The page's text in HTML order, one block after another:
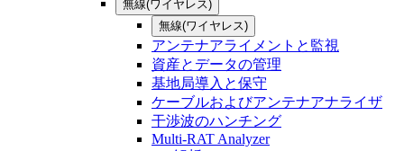
無線(ワイヤレス)
無線(ワイヤレス)
アンテナアライメントと監視
資産とデータの管理
基地局導入と保守
ケーブルおよびアンテナアナライザ
干渉波のハンチング
Multi-RAT Analyzer